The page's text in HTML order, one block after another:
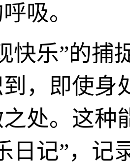
吸。
快乐”的捕
，即使身
处。这种
日记”，记